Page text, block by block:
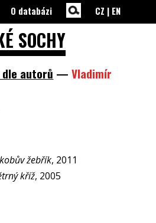
SOCHY
O databázi CZ | EN
autorů —Vladimír
žebřík, 2011
kříž, 2005